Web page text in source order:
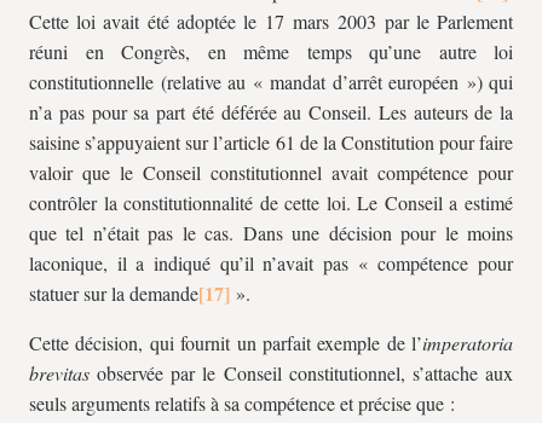
Cette loi avait été adoptée le 17 mars 2003 par le Parlement
réuni en Congrès, en même temps qu’une autre loi
constitutionnelle (relative au « mandat d’arrêt européen ») qui
n’a pas pour sa part été déférée au Conseil. Les auteurs de la
saisine s’appuyaient sur l’article 61 de la Constitution pour faire
valoir que le Conseil constitutionnel avait compétence pour
contrôler la constitutionnalité de cette loi. Le Conseil a estimé
que tel n’était pas le cas. Dans une décision pour le moins
laconique, il a indiqué qu’il n’avait pas « compétence pour
statuer sur la demande
».
Cette décision, qui fournit un parfait exemple de l’imperatoria
brevitas observée par le Conseil constitutionnel, s’attache aux
seuls arguments relatifs à sa compétence et précise que :